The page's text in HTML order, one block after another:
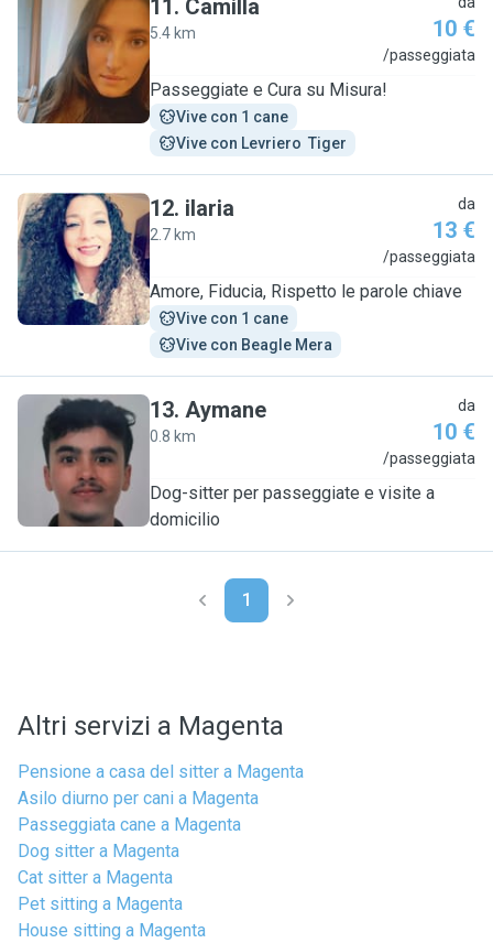
C
11 . Camilla
5.4 km 10 €
/passeggiata
Passeggiate e Cura su Misura!
Vive con 1 cane
Vive con Levriero  Tiger
I
12. ilaria
2.7 km
da
13 €
/passeggiata
Amore, Fiducia, Rispetto le parole chiave
Vive con 1 cane
Vive con Beagle Mera
A
13. Aymane
0.8 km
da
10 €
/passeggiata
Dog-sitter per passeggiate e visite a
domicilio
1
Altri servizi a Magenta
Pensione a casa del sitter a Magenta
Asilo diurno per cani a Magenta
Passeggiata cane a Magenta
Dog sitter a Magenta
Cat sitter a Magenta
Pet sitting a Magenta
House sitting a Magenta